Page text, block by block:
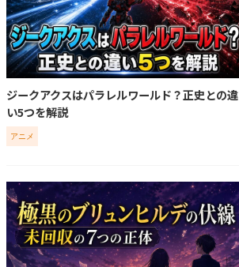
ジークアクスはパラレルワールド？正史との違
い5つを解説
アニメ